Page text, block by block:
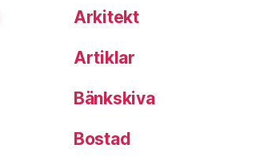
Arkitekt
Artiklar
Bänkskiva
Bostad